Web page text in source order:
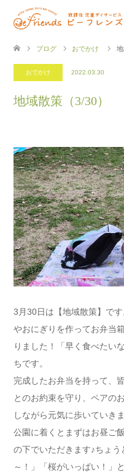
ブログ おでかけ 地
おでかけ 2022.03.30
地域散策（3/30）
3月30日は【地域散策】で
やおにぎりを作ってお弁当
りました！「早く食べたい
ちです。
完成したお弁当を持って、
とのお約束を守り、ペアの
しながら元気に歩いていき
公園に着くとまずはお昼ご
の下でいただきます♪ちょ
～！」「桜がいっぱい！」